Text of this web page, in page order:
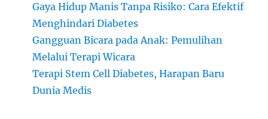
Gaya Hidup Manis Tanpa Risiko: Cara Efektif
Menghindari Diabetes
Gangguan Bicara pada Anak: Pemulihan
Melalui Terapi Wicara
Terapi Stem Cell Diabetes, Harapan Baru
Dunia Medis